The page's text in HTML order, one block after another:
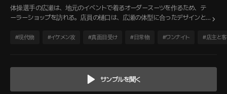
体操選手の広瀬は、地元のイベントで着るオーダースーツを作るため、テ
ーラーショップを訪れる。店員の樋口は、広瀬の体型に合ったデザインと
の間には妙な空気が流れるが…。
#現代物 #イケメン攻 #真面目受け #日常物 #ワンナイト #店主と客
サンプルを聞く